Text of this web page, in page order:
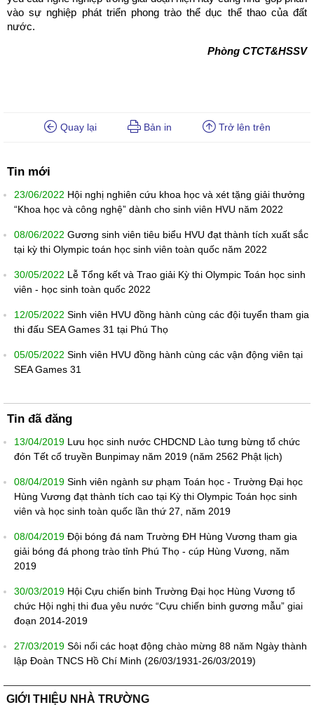
vào sự nghiệp phát triển phong trào thể dục thể thao của đất
nước.
Phòng CTCT&HSSV
Quay lại Bản in Trở lên trên
Tin mới
23/06/2022 Hội nghị nghiên cứu khoa học và xét tặng giải thưởng
“Khoa học và công nghệ” dành cho sinh viên HVU năm 2022
08/06/2022 Gương sinh viên tiêu biểu HVU đạt thành tích xuất sắc
tại kỳ thi Olympic toán học sinh viên toàn quốc năm 2022
30/05/2022 Lễ Tổng kết và Trao giải Kỳ thi Olympic Toán học sinh
viên - học sinh toàn quốc 2022
12/05/2022 Sinh viên HVU đồng hành cùng các đội tuyển tham gia
thi đấu SEA Games 31 tại Phú Thọ
05/05/2022 Sinh viên HVU đồng hành cùng các vận động viên tại
SEA Games 31
Tin đã đăng
13/04/2019 Lưu học sinh nước CHDCND Lào tưng bừng tổ chức
đón Tết cổ truyền Bunpimay năm 2019 (năm 2562 Phật lịch)
08/04/2019 Sinh viên ngành sư phạm Toán học - Trường Đại học
Hùng Vương đạt thành tích cao tại Kỳ thi Olympic Toán học sinh
viên và học sinh toàn quốc lần thứ 27, năm 2019
08/04/2019 Đội bóng đá nam Trường ĐH Hùng Vương tham gia
giải bóng đá phong trào tỉnh Phú Thọ - cúp Hùng Vương, năm
2019
30/03/2019 Hội Cựu chiến binh Trường Đại học Hùng Vương tổ
chức Hội nghị thi đua yêu nước “Cựu chiến binh gương mẫu” giai
đoạn 2014-2019
27/03/2019 Sôi nổi các hoạt động chào mừng 88 năm Ngày thành
lập Đoàn TNCS Hồ Chí Minh (26/03/1931-26/03/2019)
GIỚI THIỆU NHÀ TRƯỜNG